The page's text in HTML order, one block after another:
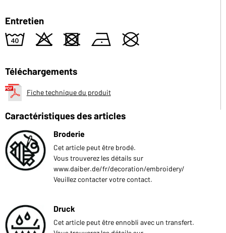
Entretien
8 o d n U
Téléchargements
Fiche technique du produit
Caractéristiques des articles
Broderie
Cet article peut être brodé.
Vous trouverez les détails sur
www.daiber.de/fr/decoration/embroidery/
Veuillez contacter votre contact.
Druck
Cet article peut être ennobli avec un transfert.